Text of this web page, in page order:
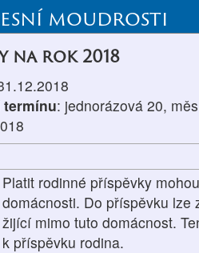
moudrosti
na rok 2018
termínu: jednorázová 20,
Platit rodinné příspěvky
domácnosti. Do příspěvku lze
žijící mimo tuto domácnost.
k příspěvku rodina.